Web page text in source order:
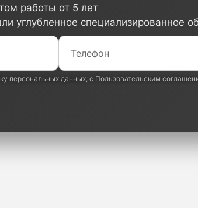
работы от 5 лет
углубленное специализированное
персональных данных, с Пользовательским